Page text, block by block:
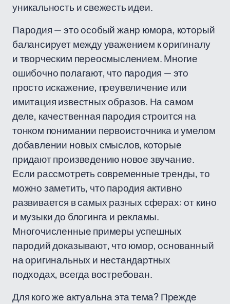
уникальность и свежесть идеи.
Пародия — это особый жанр юмора, который
балансирует между уважением к оригиналу
и творческим переосмыслением. Многие
ошибочно полагают, что пародия — это
просто искажение, преувеличение или
имитация известных образов. На самом
деле, качественная пародия строится на
тонком понимании первоисточника и умелом
добавлении новых смыслов, которые
придают произведению новое звучание.
Если рассмотреть современные тренды, то
можно заметить, что пародия активно
развивается в самых разных сферах: от кино
и музыки до блогинга и рекламы.
Многочисленные примеры успешных
пародий доказывают, что юмор, основанный
на оригинальных и нестандартных
подходах, всегда востребован.
Для кого же актуальна эта тема? Прежде